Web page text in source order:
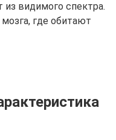
видимого спектра.
где обитают